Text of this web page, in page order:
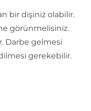
bir dişiniz olabilir.
görünmelisiniz.
Darbe gelmesi
gerekebilir.